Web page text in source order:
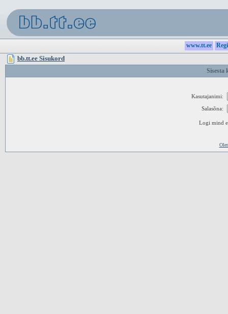
www.tt.ee
bb.tt.ee Sisukord
Sisesta
Kasutajanimi:
Salasõna:
Logi mind